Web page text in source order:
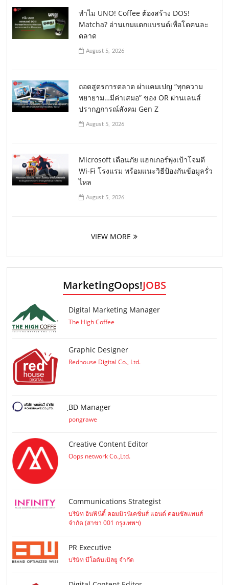
ทำไม UNO! Coffee ต้องสร้าง DOS!
Matcha? อ่านเกมแตกแบรนด์เพื่อโตคนละ
ตลาด
August 5, 2026
ถอดสูตรการตลาด ผ่าแคมเปญ “ทุกความ
พยายาม…มีค่าเสมอ” ของ OR ผ่านเลนส์
ปรากฏการณ์สังคม Gen Z
August 5, 2026
Microsoft เตือนภัย แฮกเกอร์พุ่งเป้าโจมตี
Wi-Fi โรงแรม พร้อมแนะวิธีป้องกันข้อมูลรั่ว
ไหล
August 5, 2026
VIEW MORE
MarketingOops!JOBS
Digital Marketing Manager
The High Coffee
Graphic Designer
Redhouse Digital Co., Ltd.
ฺBD Manager
pongrawe
Creative Content Editor
Oops network Co.,Ltd.
Communications Strategist
บริษัท อินฟินิตี้ คอมมิวนิเคชั่นส์ แอนด์ คอนซัลแทนส์
จำกัด (สาขา 001 กรุงเทพฯ)
PR Executive
บริษัท บีโอดับเบิลยู จำกัด